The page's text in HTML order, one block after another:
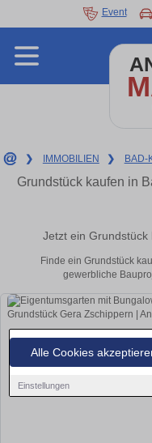
Alle Cookies
Einstellungen
Event
❯ IMMOBILIEN ❯ BAD-
Grundstück kaufen in
Jetzt ein Grundstück
Finde ein Grundstück
gewerbliche